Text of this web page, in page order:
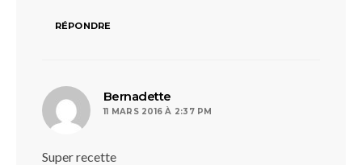
RÉPONDRE
Bernadette
11 MARS 2016 À 2:37 PM
Super recette